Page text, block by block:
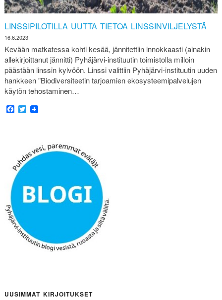
LINSSIPILOTILLA UUTTA TIETOA LINSSINVILJELYSTÄ
16.6.2023
Kevään matkatessa kohti kesää, jännitettiin innokkaasti (ainakin
allekirjoittanut jännitti) Pyhäjärvi-instituutin toimistolla milloin
päästään linssin kylvöön. Linssi valittiin Pyhäjärvi-instituutin uuden
hankkeen ”Biodiversiteetin tarjoamien ekosysteemipalvelujen
käytön tehostaminen…
Facebook
Twitter
UUSIMMAT KIRJOITUKSET